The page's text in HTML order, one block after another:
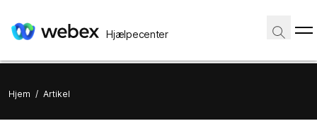
Hjælpecenter
Hjem / Artikel